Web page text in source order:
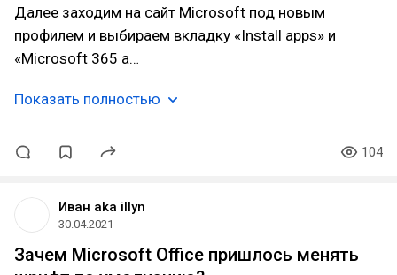
Далее заходим на сайт Microsoft под новым
профилем и выбираем вкладку «Install apps» и
«Microsoft 365 a…
Показать полностью
104
Иван aka illyn
30.04.2021
Зачем Microsoft Office пришлось менять